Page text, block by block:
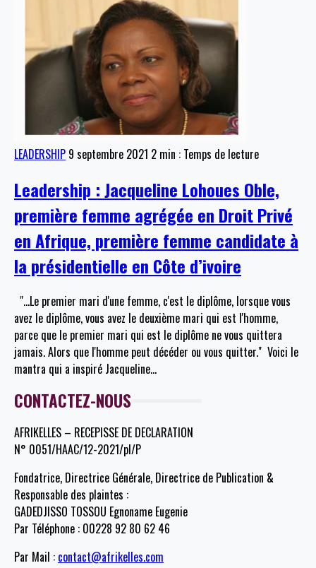
LEADERSHIP 9 septembre 2021 2 min : Temps de lecture
Leadership : Jacqueline Lohoues Oble,
première femme agrégée en Droit Privé
en Afrique, première femme candidate à
la présidentielle en Côte d’ivoire
"…Le premier mari d'une femme, c'est le diplôme, lorsque vous
avez le diplôme, vous avez le deuxième mari qui est l'homme,
parce que le premier mari qui est le diplôme ne vous quittera
jamais. Alors que l'homme peut décéder ou vous quitter." Voici le
mantra qui a inspiré Jacqueline…
CONTACTEZ-NOUS
AFRIKELLES – RECEPISSE DE DECLARATION
N° 0051/HAAC/12-2021/pl/P
Fondatrice, Directrice Générale, Directrice de Publication &
Responsable des plaintes :
GADEDJISSO TOSSOU Egnoname Eugenie
Par Téléphone : 00228 92 80 62 46
Par Mail : contact@afrikelles.com